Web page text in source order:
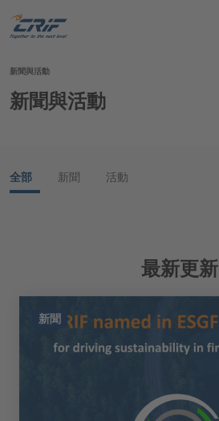
新聞與活動
新聞與活動
全部 新聞 活動
最新更新
新聞